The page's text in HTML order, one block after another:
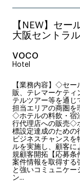
【NEW】セ
大阪セントラ
voco
Hotel
【業務内容】◇セー
販、テレマーケテ
テルツアー等を通
担当エリアの商圏を
◇ホテルの料飲・宿
行代理店への販売◇
標設定達成のため
ビジネスチャンス
ルを実施し、顧客
規顧客開拓【応募
案件情報を取得す
と強いコミュニケ
ン...